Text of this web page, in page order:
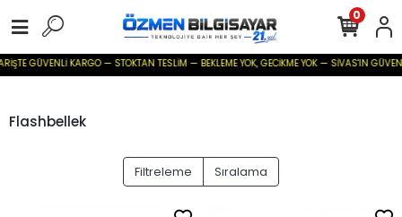
GÜVENLİ KARGO — STOKTAN TESLİM — BEKLEME YOK, GECİKME YOK — SİVAS'IN GÜVENİLİR
0
Flashbellek
Filtreleme Sıralama